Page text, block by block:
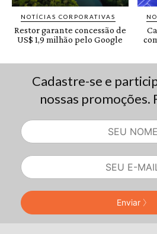
Cadastre-se e
nossas promoções.
Enviar